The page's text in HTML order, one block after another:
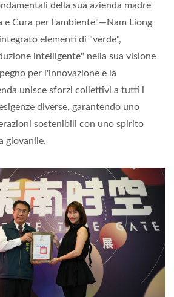
della sua azienda madre
e Cura per l'ambiente"—Nam Liong
elementi di "verde",
intelligente" nella sua visione
per l'innovazione e la
unisce sforzi collettivi a tutti i
diverse, garantendo uno
sostenibili con uno spirito
giovanile.